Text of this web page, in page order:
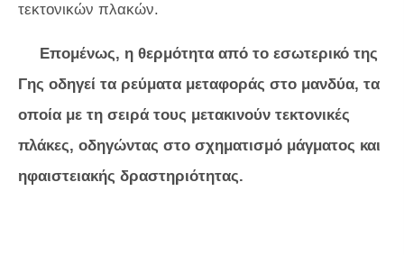
τεκτονικών πλακών.
Επομένως, η θερμότητα από το εσωτερικό της
Γης οδηγεί τα ρεύματα μεταφοράς στο μανδύα, τα
οποία με τη σειρά τους μετακινούν τεκτονικές
πλάκες, οδηγώντας στο σχηματισμό μάγματος και
ηφαιστειακής δραστηριότητας.